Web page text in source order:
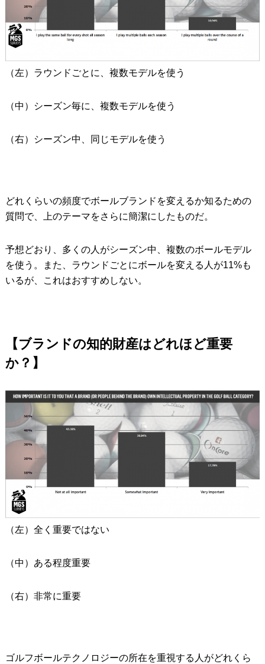
（左）ラウンドごとに、複数モデルを使う
（中）シーズン毎に、複数モデルを使う
（右）シーズン中、同じモデルを使う
どれくらいの頻度でボールブランドを変えるか知るための
質問で、上のテーマをさらに簡潔にしたものだ。
予想どおり、多くの人がシーズン中、複数のボールモデル
を使う。また、ラウンドごとにボールを変える人が11%も
いるが、これはおすすめしない。
【ブランドの知的財産はどれほど重要
か？】
（左）全く重要ではない
（中）ある程度重要
（右）非常に重要
ゴルフボールテクノロジーの所在を重視する人がどれくら